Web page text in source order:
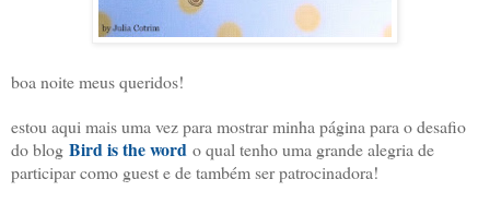
boa noite meus queridos!
estou aqui mais uma vez para mostrar minha página para o desafio
do blog Bird is the word o qual tenho uma grande alegria de
participar como guest e de também ser patrocinadora!